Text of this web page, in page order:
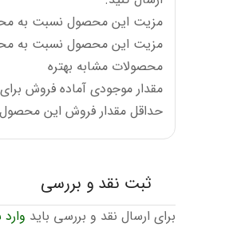
مزیت این محصول نسبت به محصولات مشابه :
مزیت این محصول نسبت به
محصولات مشابه بهتره
مقدار موجودی آماده فروش برای این
حداقل مقدار فروش این محصول
ثبت نقد و بررسی
برای ارسال نقد و بررسی باید